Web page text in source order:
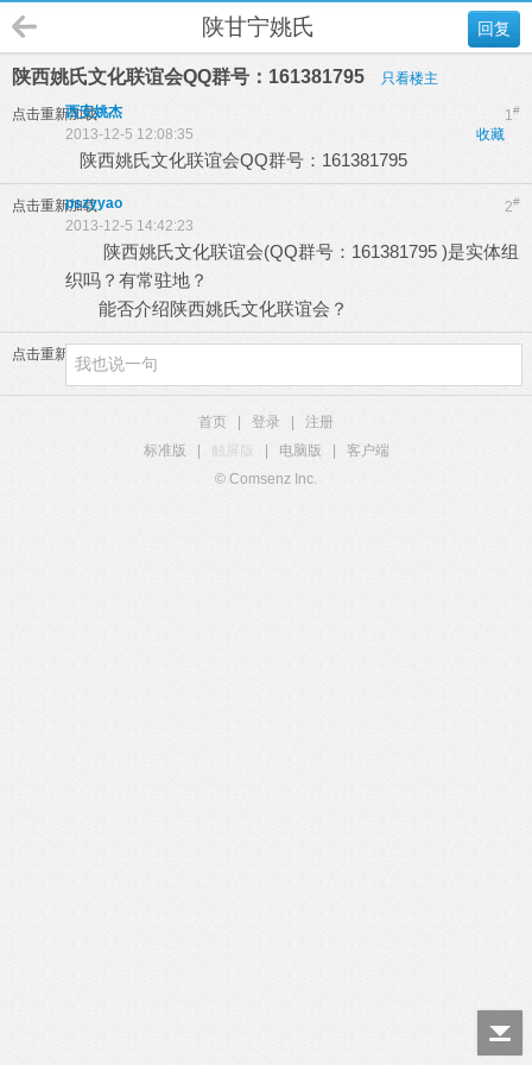
回复
陕甘宁姚氏
陕西姚氏文化联谊会QQ群号：161381795 只看楼主
点击重新加载 1#
西安姚杰
收藏
2013-12-5 12:08:35
陕西姚氏文化联谊会QQ群号：161381795
点击重新加载 2#
pszyyao
2013-12-5 14:42:23
陕西姚氏文化联谊会(QQ群号：161381795 )是实体组
织吗？有常驻地？
能否介绍陕西姚氏文化联谊会？
点击重新加载
首页 登录
注册
标准版
触屏版 电脑版
客户端
© Comsenz Inc.